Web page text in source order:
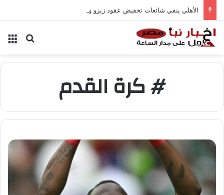
الأهلي ينفي شائعات تخفيض عقود زيزو والشناوي
بحث
# كرة القدم